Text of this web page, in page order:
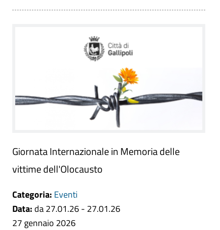
Giornata Internazionale in Memoria delle
vittime dell'Olocausto
Categoria: Eventi
Data: da 27.01.26 - 27.01.26
27 gennaio 2026